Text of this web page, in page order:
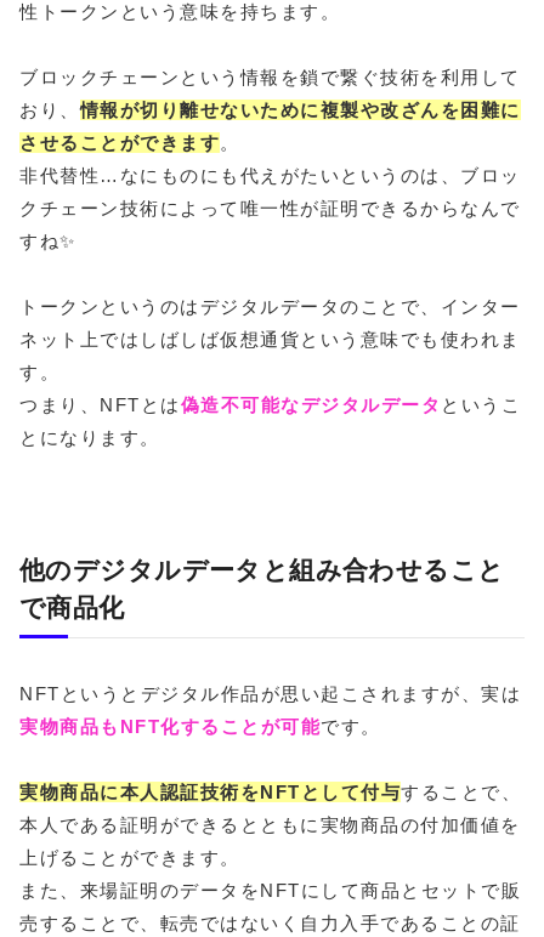
性トークンという意味を持ちます。
ブロックチェーンという情報を鎖で繋ぐ技術を利用して
おり、情報が切り離せないために複製や改ざんを困難に
させることができます。
非代替性…なにものにも代えがたいというのは、ブロッ
クチェーン技術によって唯一性が証明できるからなんで
すね✨
トークンというのはデジタルデータのことで、インター
ネット上ではしばしば仮想通貨という意味でも使われま
す。
つまり、NFTとは偽造不可能なデジタルデータ というこ
とになります。
他のデジタルデータと組み合わせること
で商品化
NFTというとデジタル作品が思い起こされますが、実は
実物商品もNFT化することが可能です。
実物商品に本人認証技術をNFTとして付与することで、
本人である証明ができるとともに実物商品の付加価値を
上げることができます。
また、来場証明のデータをNFTにして商品とセットで販
売することで、転売ではないく自力入手であることの証